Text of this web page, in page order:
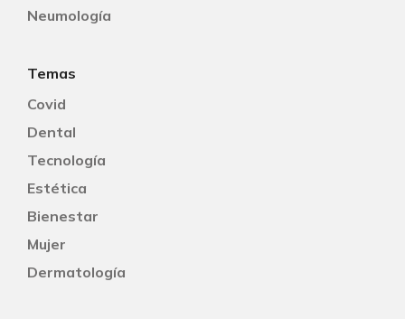
Neumología
Temas
Covid
Dental
Tecnología
Estética
Bienestar
Mujer
Dermatología